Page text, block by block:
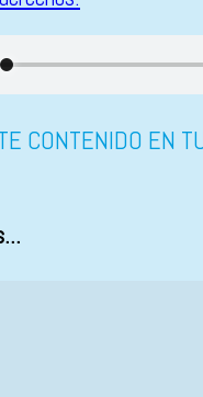
CONTENIDO EN